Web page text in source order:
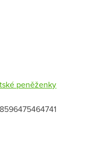
peněženky
8596475464741